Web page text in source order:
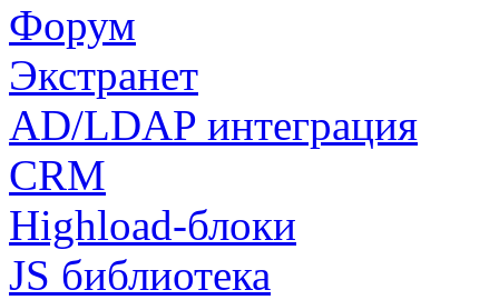
Форум
Экстранет
AD/LDAP интеграция
CRM
Highload-блоки
JS библиотека